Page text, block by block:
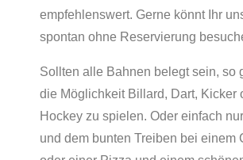
empfehlenswert. Gerne könnt Ihr
spontan ohne Reservierung
Sollten alle Bahnen belegt sein, so
die Möglichkeit Billard, Dart, Kicker
Hockey zu spielen. Oder einfach
und dem bunten Treiben bei einem